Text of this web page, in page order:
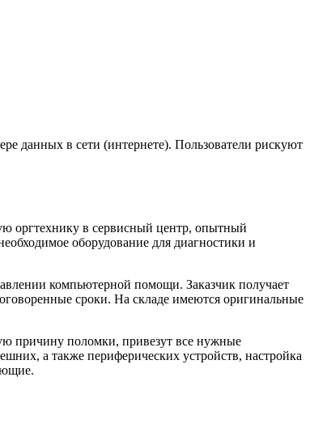
данных в сети (интернете). Пользователи рискуют
оргтехнику в сервисный центр, опытный
оборудование для диагностики и
компьютерной помощи. Заказчик получает
сроки. На складе имеются оригинальные
причину поломки, привезут все нужные
а также периферических устройств, настройка